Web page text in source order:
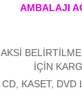
AMBALAJI
İÇİN
KASET, DVD